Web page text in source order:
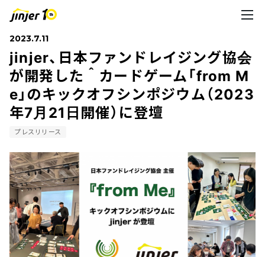
2023.7.11
jinjer、日本ファンドレイジング協会
が開発した＾カードゲーム「from M
e」のキックオフシンポジウム（2023
年7月21日開催）に登壇
プレスリリース